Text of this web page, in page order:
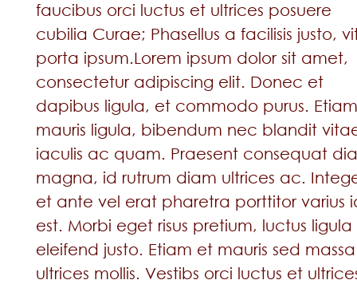
faucibus orci luctus et ultrices posuere
cubilia Curae; Phasellus a facilisis justo,
porta ipsum.Lorem ipsum dolor sit amet,
consectetur adipiscing elit. Donec et
dapibus ligula, et commodo purus. Etiam
mauris ligula, bibendum nec blandit
iaculis ac quam. Praesent consequat
magna, id rutrum diam ultrices ac.
et ante vel erat pharetra porttitor varius
est. Morbi eget risus pretium, luctus
eleifend justo. Etiam et mauris sed massa
ultrices mollis. Vestibs orci luctus et